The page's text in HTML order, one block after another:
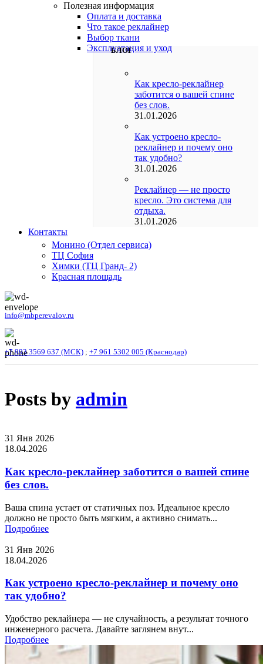
Полезная информация
Оплата и доставка
Что такое реклайнер
Выбор ткани
Эксплуатация и уход
БЛОГ
Как кресло-реклайнер
заботится о вашей спине
без слов.
31.01.2026
Как устроено кресло-
реклайнер и почему оно
так удобно?
31.01.2026
Реклайнер — не просто
кресло. Это система для
отдыха.
31.01.2026
Контакты
Монино (Отдел сервиса)
ТЦ София
Химки (ТЦ Гранд- 2)
Красная площадь
info@mbperevalov.ru
+7 993 3569 637 (МСК) ; +7 961 5302 005 (Краснодар)
Posts by admin
31 Янв 2026
18.04.2026
Как кресло-реклайнер заботится о вашей спине
без слов.
Ваша спина устает от статичных поз. Идеальное кресло
должно не просто быть мягким, а активно снимать...
Подробнее
31 Янв 2026
18.04.2026
Как устроено кресло-реклайнер и почему оно
так удобно?
Удобство реклайнера — не случайность, а результат точного
инженерного расчета. Давайте заглянем внут...
Подробнее